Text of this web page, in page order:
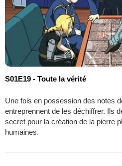
S01E19 - Toute la vérité
Une fois en possession des notes
entreprennent de les déchiffrer. Ils
secret pour la création de la pierre
humaines.